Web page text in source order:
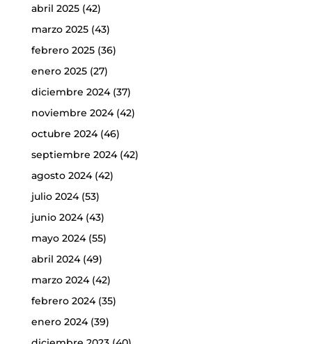
abril 2025(42)
marzo 2025(43)
febrero 2025(36)
enero 2025(27)
diciembre 2024(37)
noviembre 2024(42)
octubre 2024(46)
septiembre 2024(42)
agosto 2024(42)
julio 2024(53)
junio 2024(43)
mayo 2024(55)
abril 2024(49)
marzo 2024(42)
febrero 2024(35)
enero 2024(39)